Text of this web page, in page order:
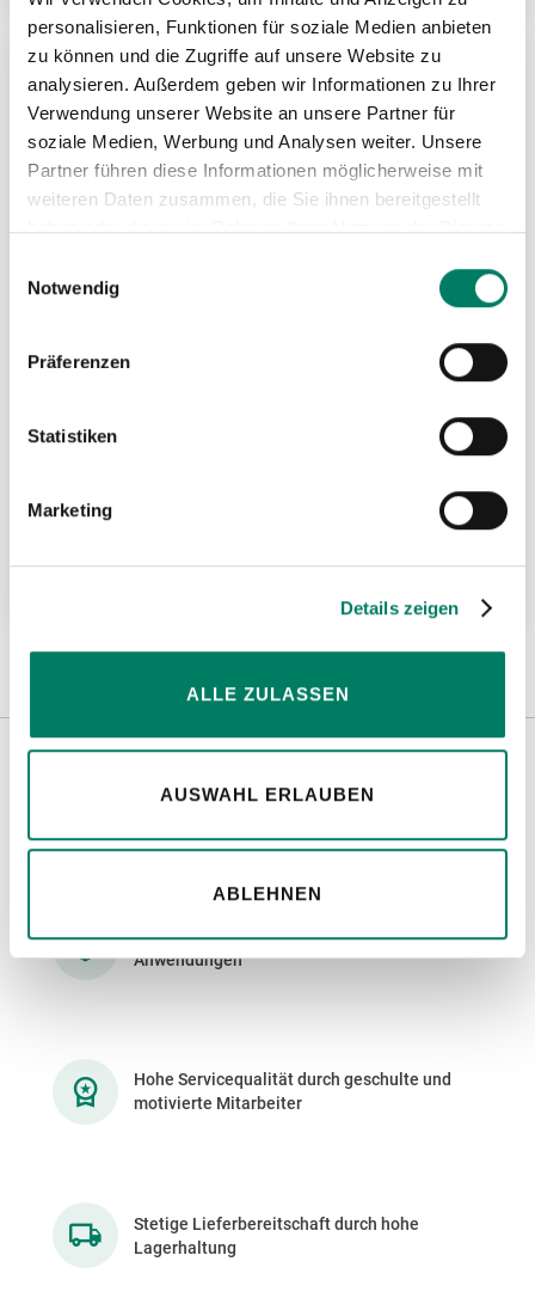
personalisieren, Funktionen für soziale Medien anbieten
zu können und die Zugriffe auf unsere Website zu
analysieren. Außerdem geben wir Informationen zu Ihrer
Verwendung unserer Website an unsere Partner für
soziale Medien, Werbung und Analysen weiter. Unsere
Partner führen diese Informationen möglicherweise mit
weiteren Daten zusammen, die Sie ihnen bereitgestellt
haben oder die sie im Rahmen Ihrer Nutzung der Dienste
Notwendig
Präferenzen
Statistiken
Marketing
Details zeigen
ALLE ZULASSEN
AUSWAHL ERLAUBEN
ABLEHNEN
Flexibilität in Produktaufbau, Stückzahlen
Einfache Lösungen für komplexe
Anwendungen
Hohe Servicequalität durch geschulte und
motivierte Mitarbeiter
Stetige Lieferbereitschaft durch hohe
Lagerhaltung